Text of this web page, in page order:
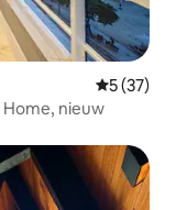
5 (37)
nieuw